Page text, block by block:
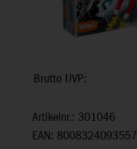
Brutto UVP:
Artikelnr.: 301046
EAN: 8008324093557